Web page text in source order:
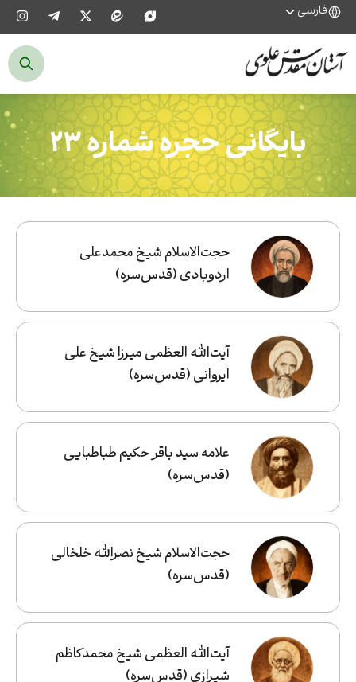
فارسی
بایگانی حجره شماره ۲۳
حجت‌الاسلام شیخ محمدعلی
اردوبادی (قدس‌سره)
آیت‌الله العظمی میرزا شیخ علی
ایروانی (قدس‌سره)
علامه سید باقر حکیم طباطبایی
(قدس‌‌سره)
حجت‌الاسلام شیخ نصرالله خلخالی
(قدس‌سره)
آیت‌الله‌ العظمی شیخ محمدکاظم
شیرازی (قدس‌سره)